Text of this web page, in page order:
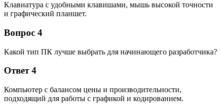
Клавиатура с удобными клавишами, мышь высокой точности
и графический планшет.
Вопрос 4
Какой тип ПК лучше выбрать для начинающего разработчика?
Ответ 4
Компьютер с балансом цены и производительности,
подходящий для работы с графикой и кодированием.